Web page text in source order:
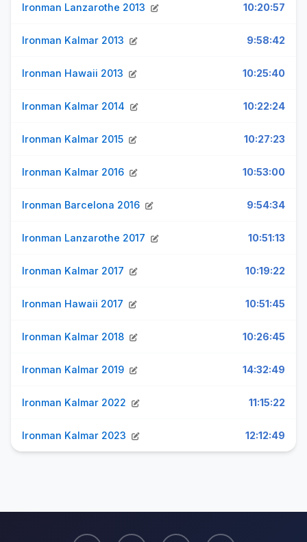
Ironman Lanzarothe 2013 10:20:57
Ironman Kalmar 2013 9:58:42
Ironman Hawaii 2013 10:25:40
Ironman Kalmar 2014 10:22:24
Ironman Kalmar 2015 10:27:23
Ironman Kalmar 2016 10:53:00
Ironman Barcelona 2016 9:54:34
Ironman Lanzarothe 2017 10:51:13
Ironman Kalmar 2017 10:19:22
Ironman Hawaii 2017 10:51:45
Ironman Kalmar 2018 10:26:45
Ironman Kalmar 2019 14:32:49
Ironman Kalmar 2022 11:15:22
Ironman Kalmar 2023 12:12:49